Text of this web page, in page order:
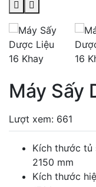
Máy Sấy
Lượt xem: 661
Kích thước tủ
2150 mm
Kích thước